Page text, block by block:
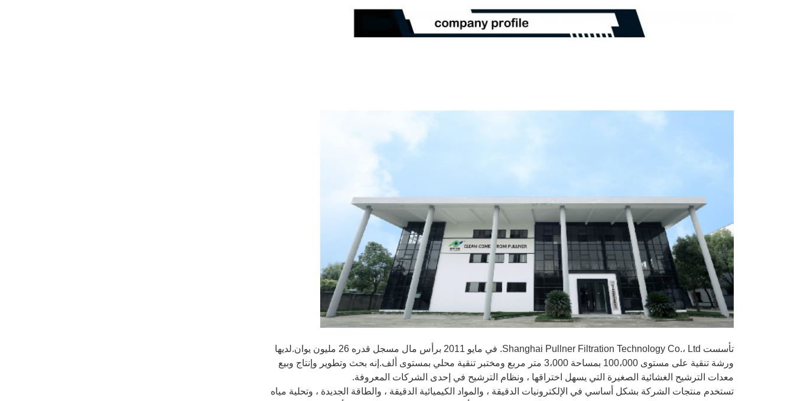
تأسست Shanghai Pullner Filtration Technology Co.، Ltd. في مايو 2011 برأس مال مسجل قدره 26 مليون يوان.لديها
ورشة تنقية على مستوى 100،000 بمساحة 3،000 متر مربع ومختبر تنقية محلي بمستوى ألف.إنه بحث وتطوير وإنتاج وبيع
معدات الترشيح الغشائية الصغيرة التي يسهل اختراقها ، ونظام الترشيح في إحدى الشركات المعروفة.
تستخدم منتجات الشركة بشكل أساسي في الإلكترونيات الدقيقة ، والمواد الكيميائية الدقيقة ، والطاقة الجديدة ، وتحلية مياه